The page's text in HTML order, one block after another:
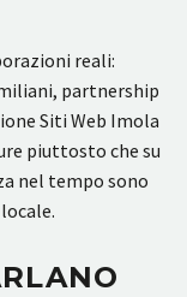
reali:
partnership
Siti Web Imola
piuttosto che su
nel tempo sono